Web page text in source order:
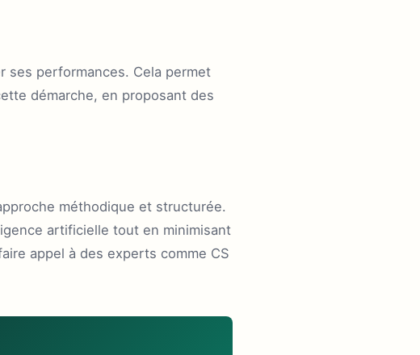
ses performances. Cela permet
démarche, en proposant des
méthodique et structurée.
artificielle tout en minimisant
appel à des experts comme CS